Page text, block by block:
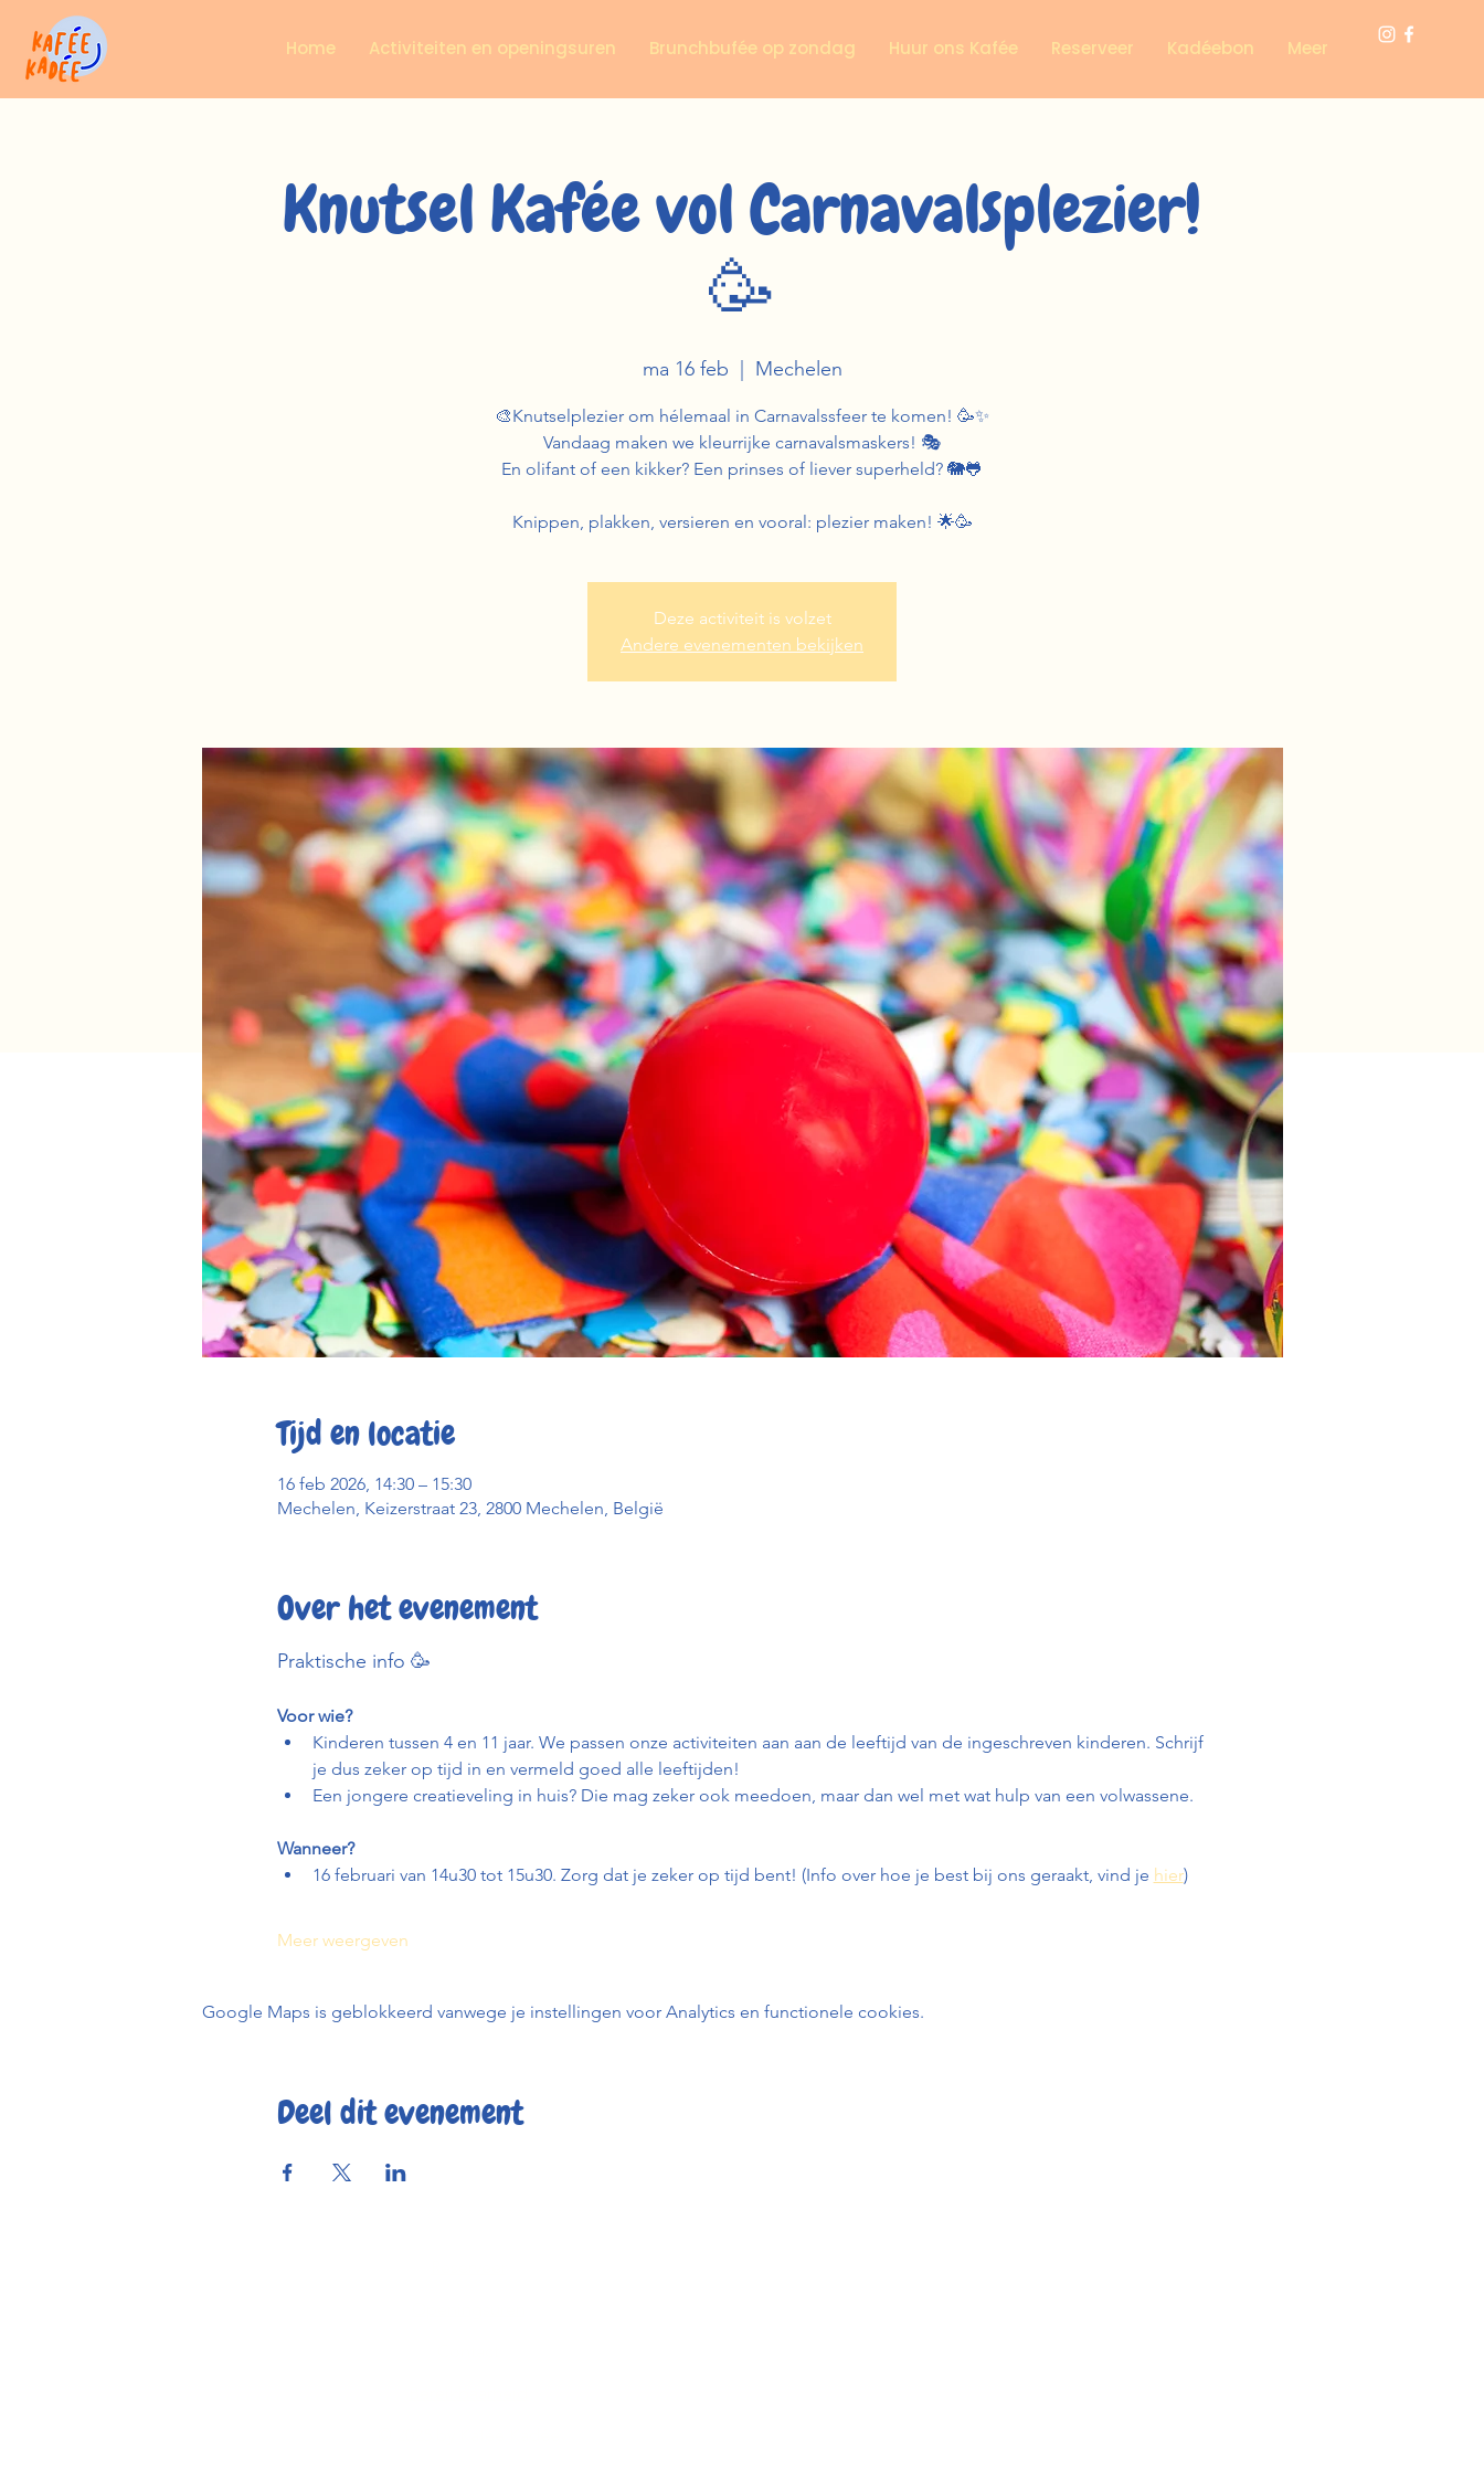
Home Activiteiten en openingsuren Brunchbufée op zondag Huur ons Kafée Reserveer Kadéebon Meer
Knutsel Kafée vol Carnavalsplezier!
🥳
ma 16 feb Mechelen
🎨Knutselplezier om hélemaal in Carnavalssfeer te komen! 🥳✨
Vandaag maken we kleurrijke carnavalsmaskers! 🎭
En olifant of een kikker? Een prinses of liever superheld? 🐘🐸
Knippen, plakken, versieren en vooral: plezier maken! 🌟🥳
Deze activiteit is volzet
Andere evenementen bekijken
Tijd en locatie
16 feb 2026, 14:30 – 15:30
Mechelen, Keizerstraat 23, 2800 Mechelen, België
Over het evenement
Praktische info 🥳
Voor wie?
Kinderen tussen 4 en 11 jaar. We passen onze activiteiten aan aan de leeftijd van de ingeschreven kinderen. Schrijf
je dus zeker op tijd in en vermeld goed alle leeftijden!
Een jongere creatieveling in huis? Die mag zeker ook meedoen, maar dan wel met wat hulp van een volwassene.
Wanneer?
16 februari van 14u30 tot 15u30. Zorg dat je zeker op tijd bent! (Info over hoe je best bij ons geraakt, vind je hier)
Meer weergeven
Google Maps is geblokkeerd vanwege je instellingen voor Analytics en functionele cookies.
Deel dit evenement